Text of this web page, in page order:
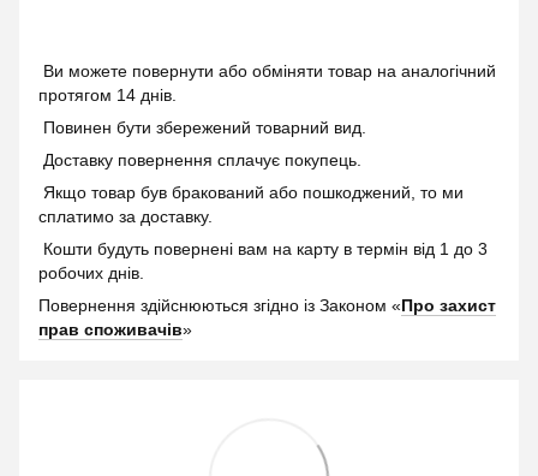
Ви можете повернути або обміняти товар на аналогічний
протягом 14 днів.
Повинен бути збережений товарний вид.
Доставку повернення сплачує покупець.
Якщо товар був бракований або пошкоджений, то ми
сплатимо за доставку.
Кошти будуть повернені вам на карту в термін від 1 до 3
робочих днів.
Повернення здійснюються згідно із Законом «Про захист
прав споживачів»